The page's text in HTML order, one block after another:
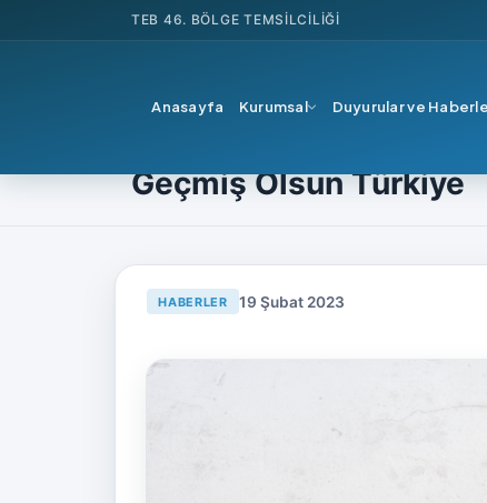
TEB 46. BÖLGE TEMSILCILIĞI
Anasayfa Kurumsal Duyurular ve
Geçmiş Olsun Türkiye
HABERLER 19 Şubat 2023